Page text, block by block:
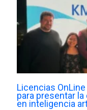
Licencias
para presentar
en inteligencia